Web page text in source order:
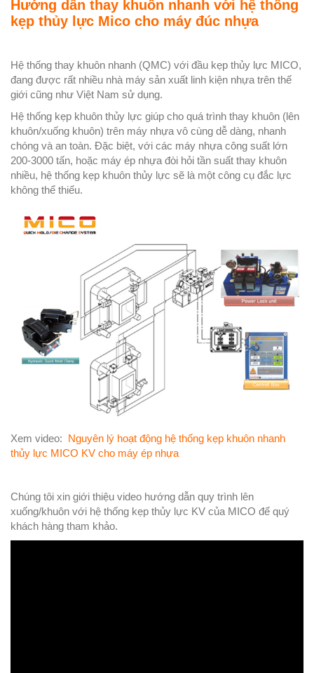
Hướng dẫn thay khuôn nhanh với hệ thống
kẹp thủy lực Mico cho máy đúc nhựa
Hệ thống thay khuôn nhanh (QMC) với đầu kẹp thủy lực MICO,
đang được rất nhiều nhà máy sản xuất linh kiện nhựa trên thế
giới cũng như Việt Nam sử dụng.
Hệ thống kẹp khuôn thủy lực giúp cho quá trình thay khuôn (lên
khuôn/xuống khuôn) trên máy nhựa vô cùng dễ dàng, nhanh
chóng và an toàn. Đặc biệt, với các máy nhựa công suất lớn
200-3000 tấn, hoặc máy ép nhựa đòi hỏi tần suất thay khuôn
nhiều, hệ thống kẹp khuôn thủy lực sẽ là một công cụ đắc lực
không thể thiếu.
Xem video: Nguyên lý hoạt động hệ thống kẹp khuôn nhanh
thủy lực MICO KV cho máy ép nhựa
Chúng tôi xin giới thiệu video hướng dẫn quy trình lên
xuống/khuôn với hệ thống kẹp thủy lực KV của MICO để quý
khách hàng tham khảo.